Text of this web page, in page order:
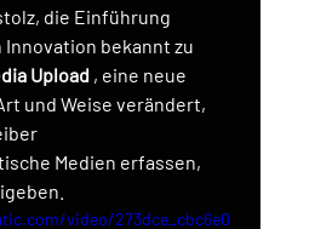
die Einführung
bekannt zu
Upload , eine neue
und Weise verändert,
Medien erfassen,
video/273dce_cbc6e0